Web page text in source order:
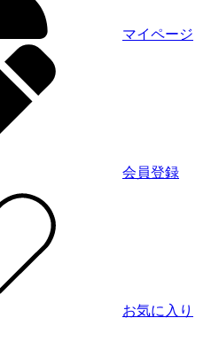
マイページ
会員登録
お気に入り